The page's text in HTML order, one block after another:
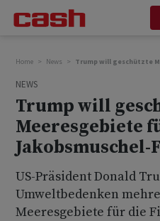
Home News Trump will geschützte
NEWS
Trump will
Meeresgebiete
Jakobsmuschel-
US-Präsident Donald
Umweltbedenken
Meeresgebiete für die